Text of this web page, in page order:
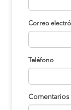
Correo
Teléfono
Comentarios